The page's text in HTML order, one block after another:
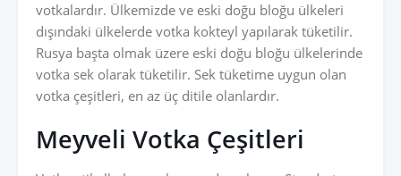
votkalardır. Ülkemizde ve eski doğu bloğu ülkeleri
dışındaki ülkelerde votka kokteyl yapılarak tüketilir.
Rusya başta olmak üzere eski doğu bloğu ülkelerinde
votka sek olarak tüketilir. Sek tüketime uygun olan
votka çeşitleri, en az üç ditile olanlardır.
Meyveli Votka Çeşitleri